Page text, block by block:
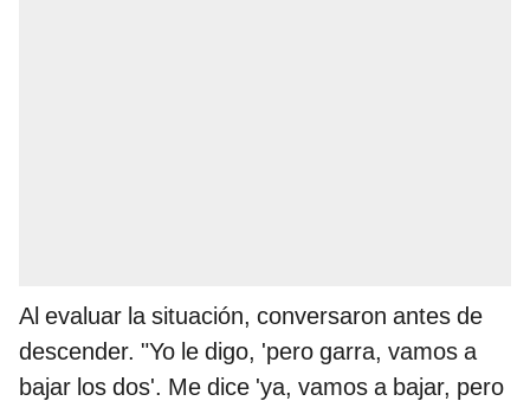
Al evaluar la situación, conversaron antes de
descender. "Yo le digo, 'pero garra, vamos a
bajar los dos'. Me dice 'ya, vamos a bajar, pero